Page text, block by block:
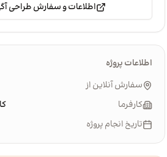
اطلاعات و سفارش طراحی
اطلاعات پروژه
سفارش آنلاین از
کارفرما
تاریخ انجام پروژه